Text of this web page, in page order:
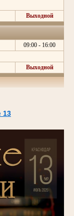
Выходной
09:00 - 16:00
Выходной